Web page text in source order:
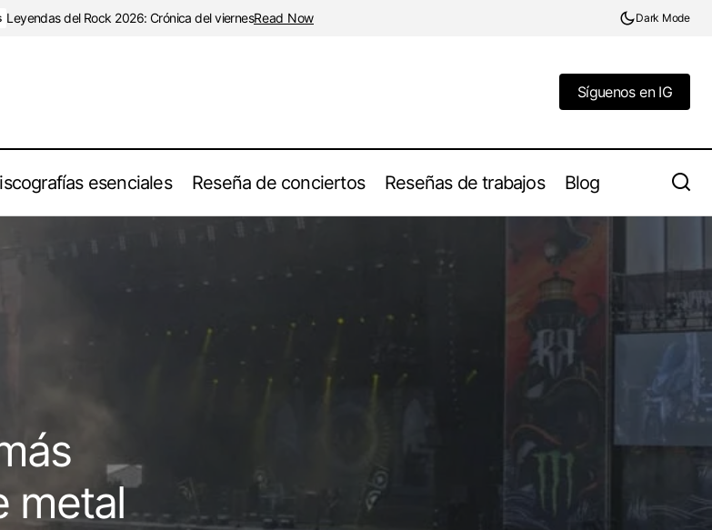
Leyendas del Rock 2026: Crónica del viernesRead Now Dark Mode
Síguenos en IG
esenciales Reseña de conciertos Reseñas de trabajos Blog
los festivales más destacados del mundo de metal extremo
Block de Into Eternity como invitado
metal